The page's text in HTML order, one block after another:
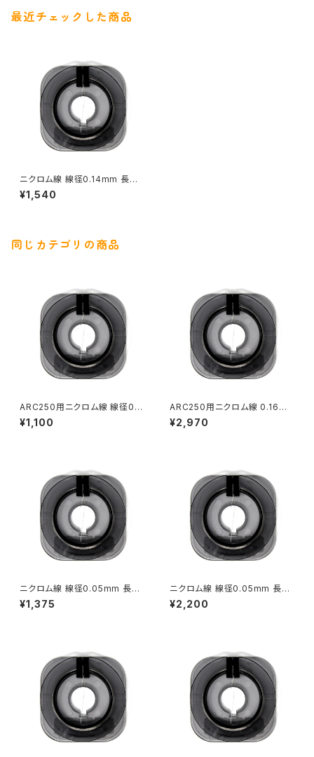
最近チェックした商品
ニクロム線 線径0.14mm 長さ2
0ｍ
¥1,540
同じカテゴリの商品
ARC250用ニクロム線 線径0.1
6mm 長さ10m
¥1,100
ARC250用ニクロム線 0.16m
m 30m
¥2,970
ニクロム線 線径0.05mm 長さ
20ｍ
¥1,375
ニクロム線 線径0.05mm 長さ
40m
¥2,200